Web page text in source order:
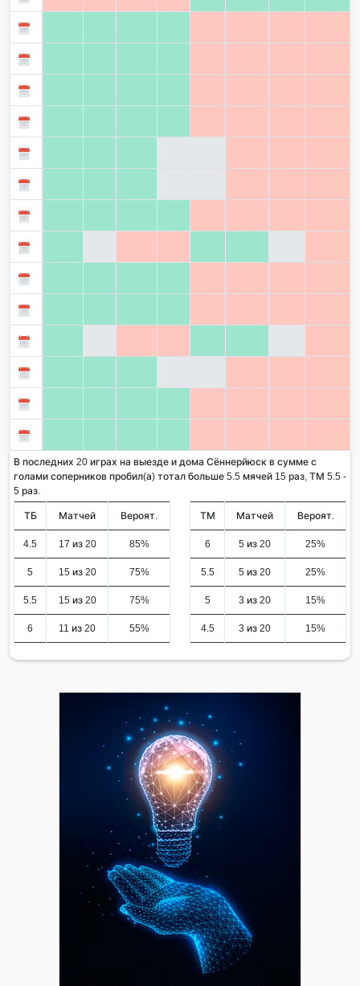
В последних 20 играх на выезде и дома Сённерйюск в сумме с
голами соперников пробил(а) тотал больше 5.5 мячей 15 раз, ТМ 5.5 -
5 раз.
ТБ Матчей Вероят.
4.5 17 из 20 85%
5 15 из 20 75%
5.5 15 из 20 75%
6 11 из 20 55%
ТМ Матчей Вероят.
6 5 из 20 25%
5.5 5 из 20 25%
5 3 из 20 15%
4.5 3 из 20 15%